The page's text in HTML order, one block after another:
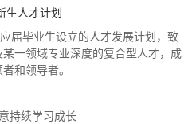
生人才计划
届毕业生设立的人才发展计划，致
一领域专业深度的复合型人才，成
和领导者。
持续学习成长